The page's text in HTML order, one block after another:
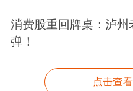
日科创50指数的第
芯国际
也达到
消费股重回牌桌：泸州
弹！
点击查